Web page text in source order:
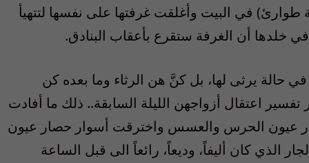
في البيت وأغلقت غرفتها على نفسها لتتهيأ
خلدها أن الغرفة ستقرع بأعقاب البنادق.
حالة يرثى لها، بل كنَّ هن الرثاء وما بعده كن
اعتقال أزواجهن الليلة السابقة.. ذلك ما أفادت
الحرس والعسس واخترقت أسوار حصار عيون
الذي كان أليفاً، وديعاً، رائعاً الى قبل الساعة